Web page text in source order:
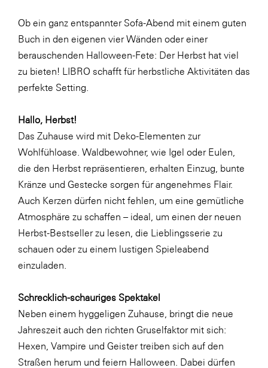
FRoSTA
FV Energierohstoff & Kraftstoff
Gardena
Gas Connect Austria
Bauvereinigungen
Getzner Werkstoffe
Heimat Österreich
ikp
Johnson & Johnson
JELD-WEN DANA
kosaplaner
Libro
Lidl Österreich
Die Menü-Manufaktur
MTH Retail Group
Ob ein ganz entspannter Sofa-Abend mit einem guten
Buch in den eigenen vier Wänden oder einer
berauschenden Halloween-Fete: Der Herbst hat viel
zu bieten! LIBRO schafft für herbstliche Aktivitäten das
perfekte Setting.
Hallo, Herbst!
Das Zuhause wird mit Deko-Elementen zur
Wohlfühloase. Waldbewohner, wie Igel oder Eulen,
die den Herbst repräsentieren, erhalten Einzug, bunte
Kränze und Gestecke sorgen für angenehmes Flair.
Auch Kerzen dürfen nicht fehlen, um eine gemütliche
Atmosphäre zu schaffen – ideal, um einen der neuen
Herbst-Bestseller zu lesen, die Lieblingsserie zu
schauen oder zu einem lustigen Spieleabend
einzuladen.
Schrecklich-schauriges Spektakel
Neben einem hyggeligen Zuhause, bringt die neue
Jahreszeit auch den richten Gruselfaktor mit sich:
Hexen, Vampire und Geister treiben sich auf den
Straßen herum und feiern Halloween. Dabei dürfen